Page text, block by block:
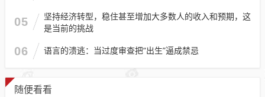
05
坚持经济转型，稳住甚至增加大多数人的收入和预期，这
是当前的挑战
06 语言的溃逃：当过度审查把“出生”逼成禁忌
随便看看